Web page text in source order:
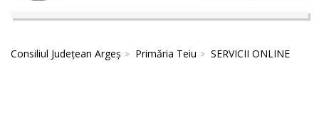
Consiliul Județean Argeș Primăria Teiu SERVICII ONLINE